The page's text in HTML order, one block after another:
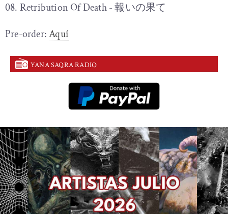
08. Retribution Of Death - 報いの果て
Pre-order:Aquí
YANA SAQRA RADIO